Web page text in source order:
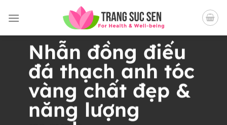
qua
Nhẫn đồng điếu
đá thạch anh tóc
vàng chất đẹp &
năng lượng